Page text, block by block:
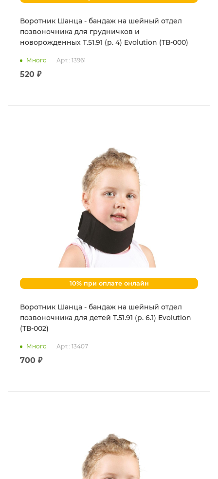
Воротник Шанца - бандаж на шейный отдел
позвоночника для грудничков и
новорожденных Т.51.91 (р. 4) Evolution (ТВ-000)
Много Арт.: 13961
520 ₽
10% при оплате онлайн
Воротник Шанца - бандаж на шейный отдел
позвоночника для детей Т.51.91 (р. 6.1) Evolution
(ТВ-002)
Много Арт.: 13407
700 ₽